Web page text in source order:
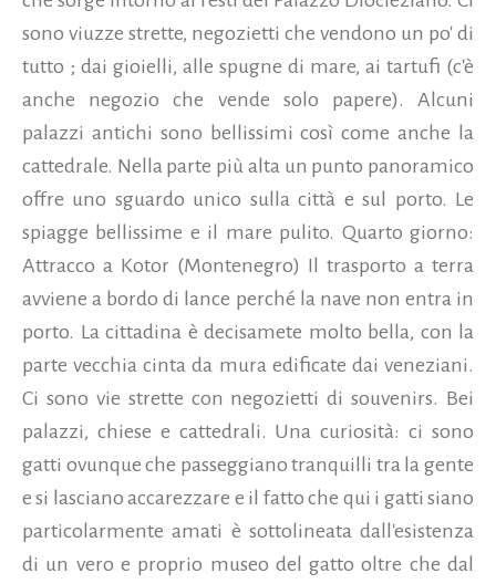
sono viuzze strette, negozietti che vendono un po' di
tutto ; dai gioielli, alle spugne di mare, ai tartufi (c'è
anche negozio che vende solo papere). Alcuni
palazzi antichi sono bellissimi così come anche la
cattedrale. Nella parte più alta un punto panoramico
offre uno sguardo unico sulla città e sul porto. Le
spiagge bellissime e il mare pulito. Quarto giorno:
Attracco a Kotor (Montenegro) Il trasporto a terra
avviene a bordo di lance perché la nave non entra in
porto. La cittadina è decisamete molto bella, con la
parte vecchia cinta da mura edificate dai veneziani.
Ci sono vie strette con negozietti di souvenirs. Bei
palazzi, chiese e cattedrali. Una curiosità: ci sono
gatti ovunque che passeggiano tranquilli tra la gente
e si lasciano accarezzare e il fatto che qui i gatti siano
particolarmente amati è sottolineata dall'esistenza
di un vero e proprio museo del gatto oltre che dal